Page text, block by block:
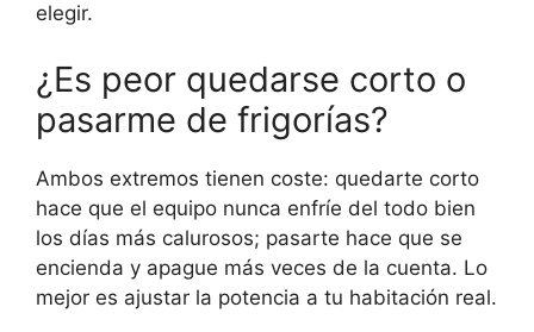
elegir.
¿Es peor quedarse corto o
pasarme de frigorías?
Ambos extremos tienen coste: quedarte corto
hace que el equipo nunca enfríe del todo bien
los días más calurosos; pasarte hace que se
encienda y apague más veces de la cuenta. Lo
mejor es ajustar la potencia a tu habitación real.